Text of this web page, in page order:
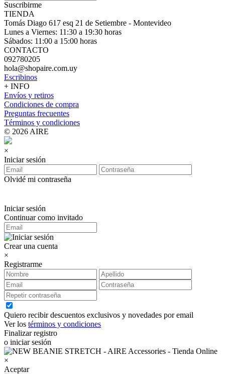
Suscribirme
TIENDA
Tomás Diago 617 esq 21 de Setiembre - Montevideo
Lunes a Viernes: 11:30 a 19:30 horas
Sábados: 11:00 a 15:00 horas
CONTACTO
092780205
hola@shopaire.com.uy
Escribinos
+ INFO
Envíos y retiros
Condiciones de compra
Preguntas frecuentes
Términos y condiciones
© 2026 AIRE
×
Iniciar sesión
Olvidé mi contraseña
Iniciar sesión
Continuar como invitado
Crear una cuenta
×
Registrarme
Quiero recibir descuentos exclusivos y novedades por email
Ver los términos y condiciones
Finalizar registro
o iniciar sesión
×
Aceptar